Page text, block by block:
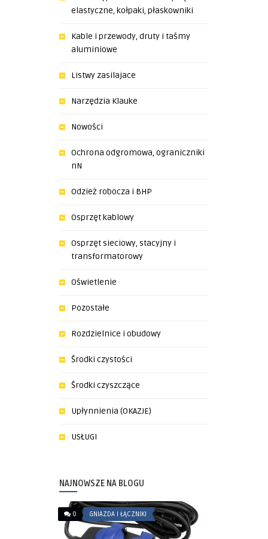
elastyczne, kołpaki, płaskowniki
Kable i przewody, druty i taśmy
aluminiowe
Listwy zasilajace
Narzędzia Klauke
Nowości
Ochrona odgromowa, ograniczniki
nN
Odzież robocza i BHP
Osprzęt kablowy
Osprzęt sieciowy, stacyjny i
transformatorowy
Oświetlenie
Pozostałe
Rozdzielnice i obudowy
Środki czystości
Środki czyszczące
Upłynnienia (OKAZJE)
USŁUGI
NAJNOWSZE NA BLOGU
0 GNIAZDA I ŁĄCZNIKI